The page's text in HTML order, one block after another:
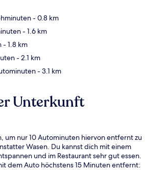
- 0.8 km
- 1.6 km
- 1.8 km
- 2.1 km
- 3.1 km
Unterkunft
um nur 10 Autominuten hiervon entfernt zu
Wasen. Du kannst dich mit einem
und im Restaurant sehr gut essen.
dem Auto höchstens 15 Minuten entfernt: